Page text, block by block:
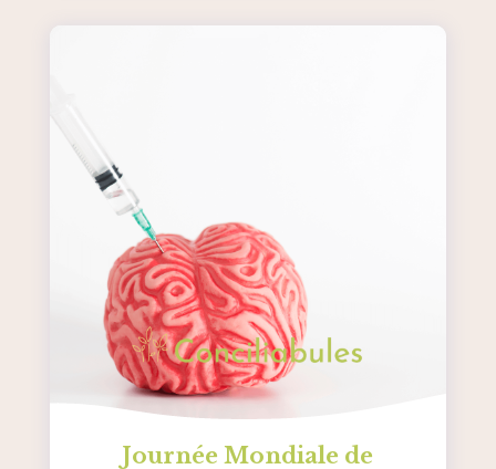
Journée Mondiale de